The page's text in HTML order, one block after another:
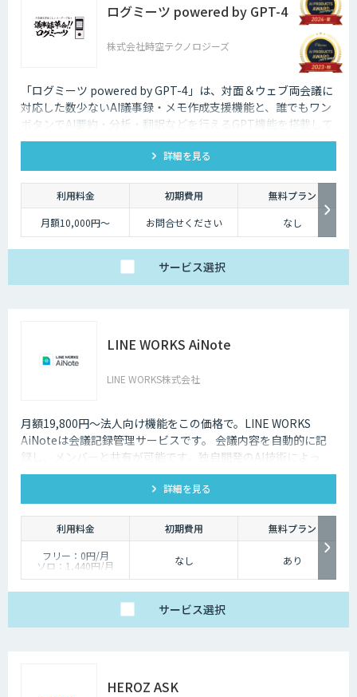
ログミーツ powered by GPT-4
株式会社時空テクノロジーズ
「ログミーツ powered by GPT-4」は、対面＆ウェブ両会議に
対応した数少ないAI議事録・メモ作成支援機能と、誰でもワン
ボタンでAI要約・分析・翻訳などを行えるGPT機能を搭載して
いる、最強会議支援ツールです。
詳細を見る
利用料金 初期費用
無料プラン
月額10,000円～
お問合せください なし
サービス選択
LINE WORKS AiNote
LINE WORKS株式会社
月額19,800円～法人向け機能をこの価格で。LINE WORKS
AiNoteは会議記録管理サービスです。 会議内容を自動的に記
録し、メンバーと共有が可能です。独自開発のAI技術によっ
て、業界屈指の高品質・低価格を実現しています。
詳細を見る
利用料金 初期費用
無料プラン
フリー：0円/月
ソロ：1,440円/月
チーム：19,800円/月
※年間契約の金額とな
なし あり
サービス選択
HEROZ ASK